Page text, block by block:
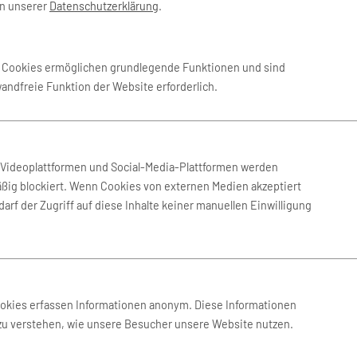
Umgebung von Fuerteventura
Lanzarote Mietwagen Teneriffa
Auf nach Fuerteventura!
richtig die Seele baumeln
dann ist ein Urlaub auf
satt, endlose Strände
zwar zu Spanien gehören,
befindet sich die
Unser Tipp: Auch wenn es
vermeiden im Meer zu
Der Tourismus konzentriert
Süden der Insel. Hier
Fuste, Costa Calma oder
unserer Datenschutzerklärung.
Cookies ermöglichen grundlegende Funktionen und sind
Funktion der Website erforderlich.
und Social-Media-Plattformen werden
blockiert. Wenn Cookies von externen Medien akzeptiert
der Zugriff auf diese Inhalte keiner manuellen Einwilligung
erfassen Informationen anonym. Diese Informationen
verstehen, wie unsere Besucher unsere Website nutzen.